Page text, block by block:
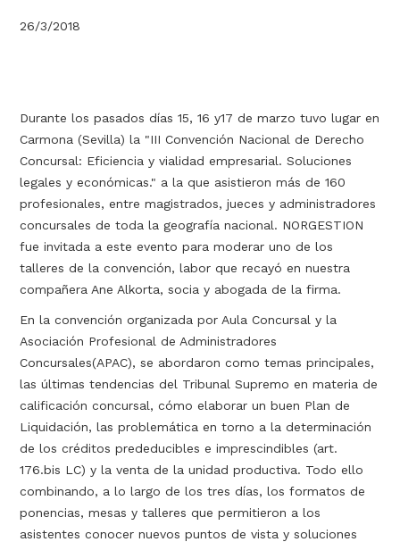
26/3/2018
Durante los pasados días 15, 16 y17 de marzo tuvo lugar en
Carmona (Sevilla) la "III Convención Nacional de Derecho
Concursal: Eficiencia y vialidad empresarial. Soluciones
legales y económicas." a la que asistieron más de 160
profesionales, entre magistrados, jueces y administradores
concursales de toda la geografía nacional. NORGESTION
fue invitada a este evento para moderar uno de los
talleres de la convención, labor que recayó en nuestra
compañera Ane Alkorta, socia y abogada de la firma.
En la convención organizada por Aula Concursal y la
Asociación Profesional de Administradores
Concursales(APAC), se abordaron como temas principales,
las últimas tendencias del Tribunal Supremo en materia de
calificación concursal, cómo elaborar un buen Plan de
Liquidación, las problemática en torno a la determinación
de los créditos prededucibles e imprescindibles (art.
176.bis LC) y la venta de la unidad productiva. Todo ello
combinando, a lo largo de los tres días, los formatos de
ponencias, mesas y talleres que permitieron a los
asistentes conocer nuevos puntos de vista y soluciones